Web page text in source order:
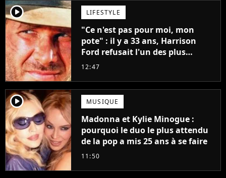
player2 LIFESTYLE
"Ce n'est pas pour moi, mon
pote" : il y a 33 ans, Harrison
Ford refusait l'un des plus
grands succès de tous les temps
12:47
player2 MUSIQUE
Madonna et Kylie Minogue :
pourquoi le duo le plus attendu
de la pop a mis 25 ans à se faire
11:50